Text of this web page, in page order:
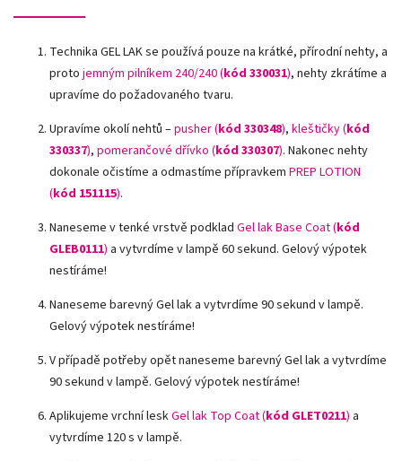
Technika GEL LAK se používá pouze na krátké, přírodní nehty, a
proto jemným pilníkem 240/240 (kód 330031), nehty zkrátíme a
upravíme do požadovaného tvaru.
Upravíme okolí nehtů –pusher (kód 330348), kleštičky (kód
330337), pomerančové dřívko (kód 330307). Nakonec nehty
dokonale očistíme a odmastíme přípravkem PREP LOTION
(kód 151115).
Naneseme v tenké vrstvě podklad Gel lak Base Coat (kód
GLEB0111) a vytvrdíme v lampě 60 sekund. Gelový výpotek
nestíráme!
Naneseme barevný Gel lak a vytvrdíme 90 sekund v lampě.
Gelový výpotek nestíráme!
V případě potřeby opět naneseme barevný Gel lak a vytvrdíme
90 sekund v lampě. Gelový výpotek nestíráme!
Aplikujeme vrchní leskGel lak Top Coat (kód GLET0211) a
vytvrdíme 120 s v lampě.